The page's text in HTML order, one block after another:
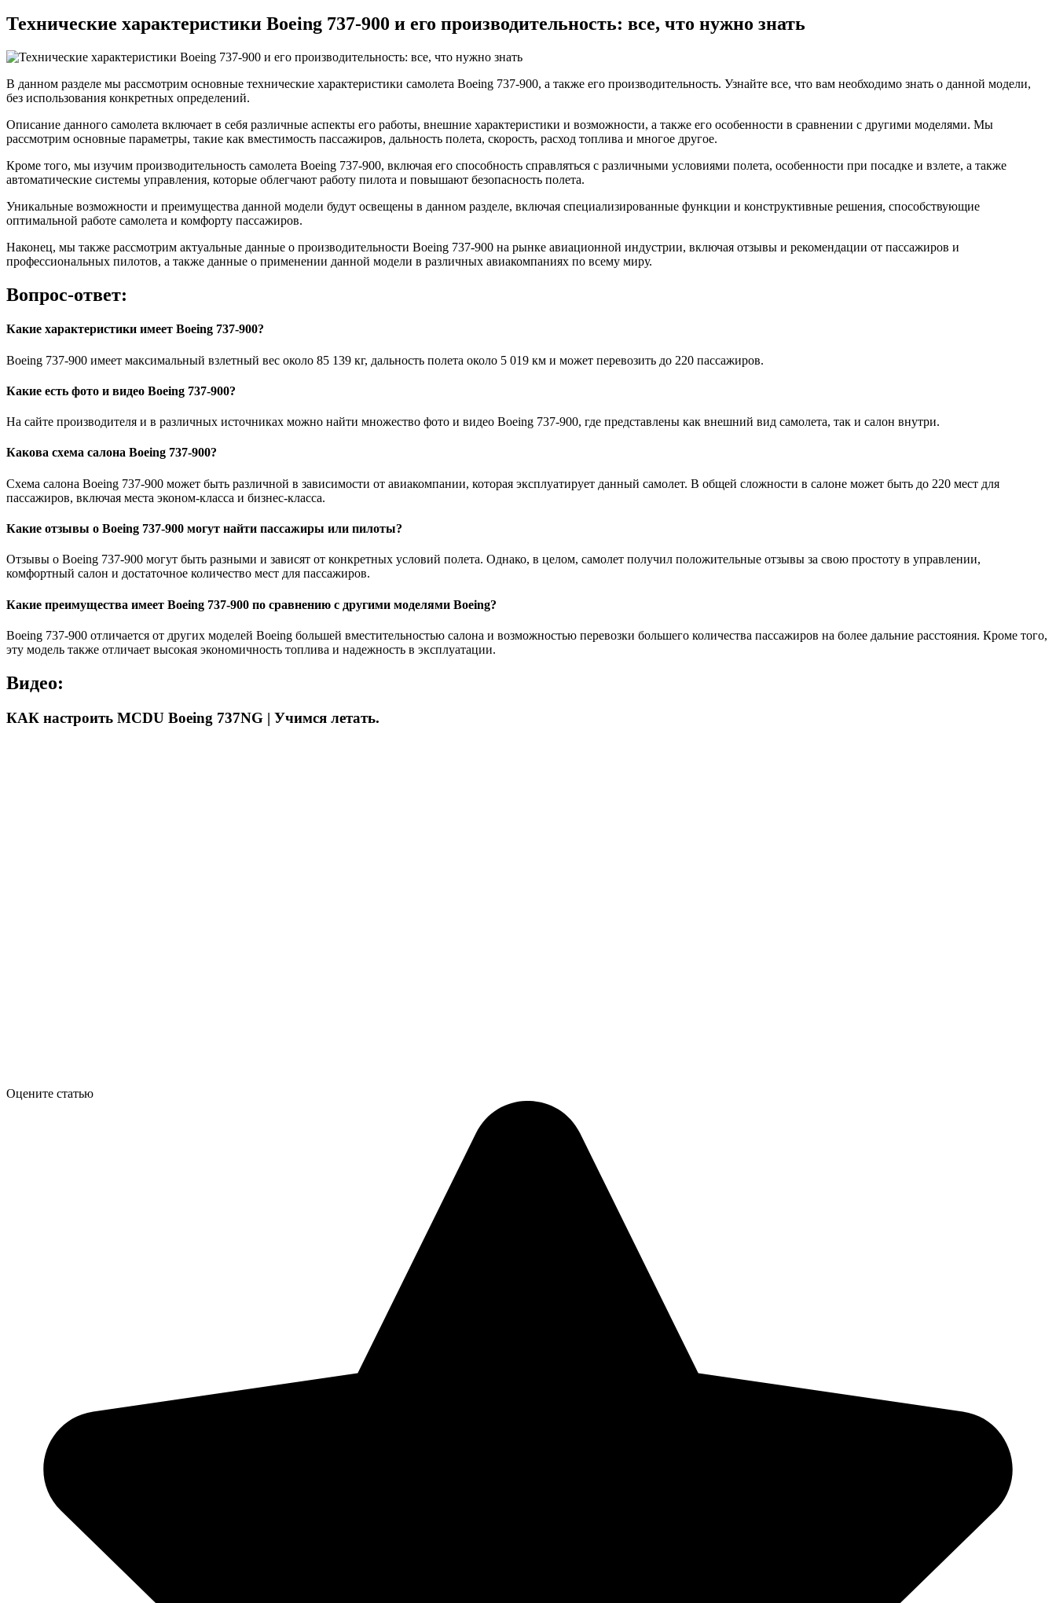
Технические характеристики Boeing 737-900 и его производительность: все, что нужно знать
В данном разделе мы рассмотрим основные технические характеристики самолета Boeing 737-900, а также его производительность. Узнайте все, что вам необходимо знать о данной модели,
без использования конкретных определений.
Описание данного самолета включает в себя различные аспекты его работы, внешние характеристики и возможности, а также его особенности в сравнении с другими моделями. Мы
рассмотрим основные параметры, такие как вместимость пассажиров, дальность полета, скорость, расход топлива и многое другое.
Кроме того, мы изучим производительность самолета Boeing 737-900, включая его способность справляться с различными условиями полета, особенности при посадке и взлете, а также
автоматические системы управления, которые облегчают работу пилота и повышают безопасность полета.
Уникальные возможности и преимущества данной модели будут освещены в данном разделе, включая специализированные функции и конструктивные решения, способствующие
оптимальной работе самолета и комфорту пассажиров.
Наконец, мы также рассмотрим актуальные данные о производительности Boeing 737-900 на рынке авиационной индустрии, включая отзывы и рекомендации от пассажиров и
профессиональных пилотов, а также данные о применении данной модели в различных авиакомпаниях по всему миру.
Вопрос-ответ:
Какие характеристики имеет Boeing 737-900?
Boeing 737-900 имеет максимальный взлетный вес около 85 139 кг, дальность полета около 5 019 км и может перевозить до 220 пассажиров.
Какие есть фото и видео Boeing 737-900?
На сайте производителя и в различных источниках можно найти множество фото и видео Boeing 737-900, где представлены как внешний вид самолета, так и салон внутри.
Какова схема салона Boeing 737-900?
Схема салона Boeing 737-900 может быть различной в зависимости от авиакомпании, которая эксплуатирует данный самолет. В общей сложности в салоне может быть до 220 мест для
пассажиров, включая места эконом-класса и бизнес-класса.
Какие отзывы о Boeing 737-900 могут найти пассажиры или пилоты?
Отзывы о Boeing 737-900 могут быть разными и зависят от конкретных условий полета. Однако, в целом, самолет получил положительные отзывы за свою простоту в управлении,
комфортный салон и достаточное количество мест для пассажиров.
Какие преимущества имеет Boeing 737-900 по сравнению с другими моделями Boeing?
Boeing 737-900 отличается от других моделей Boeing большей вместительностью салона и возможностью перевозки большего количества пассажиров на более дальние расстояния. Кроме того,
эту модель также отличает высокая экономичность топлива и надежность в эксплуатации.
Видео:
КАК настроить MCDU Boeing 737NG | Учимся летать.
Оцените статью